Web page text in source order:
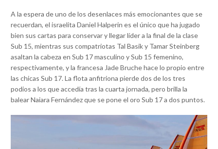
A la espera de uno de los desenlaces más emocionantes que se
recuerdan, el israelita Daniel Halperin es el único que ha jugado
bien sus cartas para conservar y llegar líder a la final de la clase
Sub 15, mientras sus compatriotas Tal Basik y Tamar Steinberg
asaltan la cabeza en Sub 17 masculino y Sub 15 femenino,
respectivamente, y la francesa Jade Bruche hace lo propio entre
las chicas Sub 17. La flota anfitriona pierde dos de los tres
podios a los que accedía tras la cuarta jornada, pero brilla la
balear Naiara Fernández que se pone el oro Sub 17 a dos puntos.